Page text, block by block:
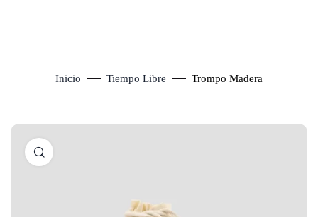
Inicio Tiempo Libre Trompo Madera